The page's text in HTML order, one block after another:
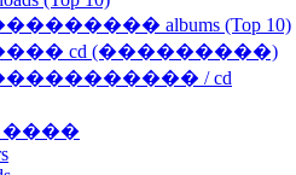
albums (Top 10)
cd (���������)
/ cd
- ����